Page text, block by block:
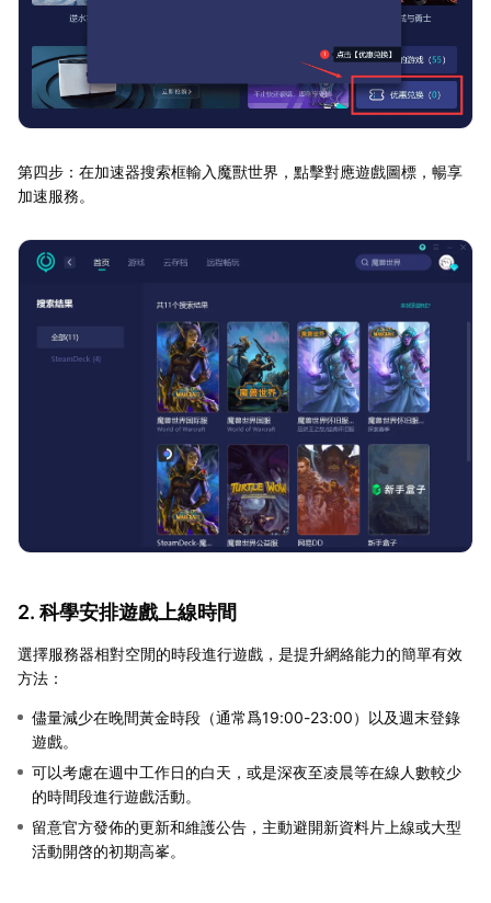
第四步：在加速器搜索框輸入魔獸世界，點擊對應遊戲圖標，暢享
加速服務。
2. 科學安排遊戲上線時間
選擇服務器相對空閒的時段進行遊戲，是提升網絡能力的簡單有效
方法：
儘量減少在晚間黃金時段（通常爲19:00-23:00）以及週末登錄
遊戲。
可以考慮在週中工作日的白天，或是深夜至凌晨等在線人數較少
的時間段進行遊戲活動。
留意官方發佈的更新和維護公告，主動避開新資料片上線或大型
活動開啓的初期高峯。